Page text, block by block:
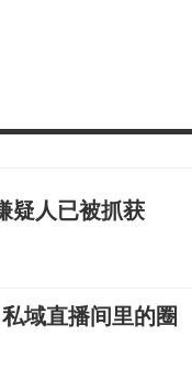
疑人已被抓获
域直播间里的圈